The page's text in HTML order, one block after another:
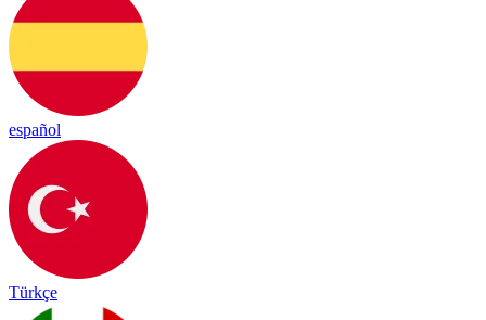
español
Türkçe